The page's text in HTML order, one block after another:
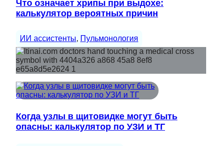
Что означает хрипы при выдохе:
калькулятор вероятных причин
ИИ ассистенты, Пульмонология
Когда узлы в щитовидке могут быть
опасны: калькулятор по УЗИ и ТГ